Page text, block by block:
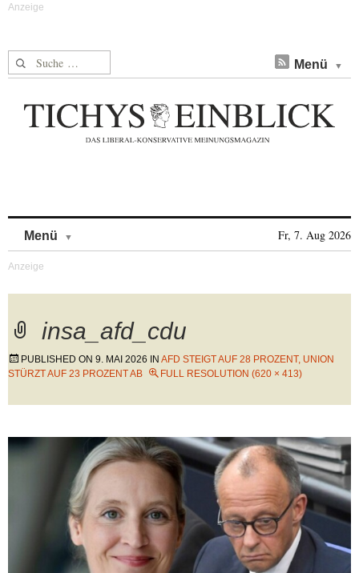
Suche nach: Menü
Menü Fr, 7. Aug 2026
insa_afd_cdu
PUBLISHED ON 9. MAI 2026 IN AFD STEIGT AUF 28 PROZENT, UNION
STÜRZT AUF 23 PROZENT AB
FULL RESOLUTION (620 × 413)